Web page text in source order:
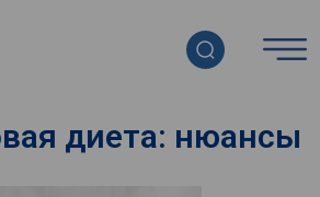
диета: нюансы